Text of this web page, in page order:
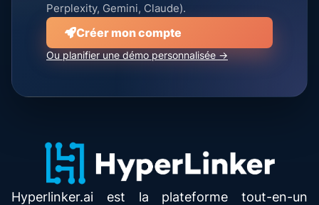
Perplexity, Gemini, Claude).
Créer mon compte
Ou planifier une démo personnalisée →
Hyperlinker.ai est la plateforme tout-en-un